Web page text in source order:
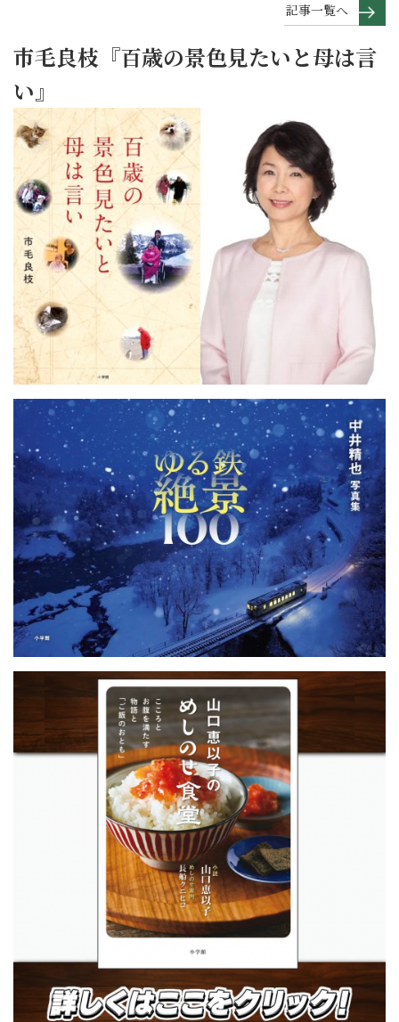
記事一覧へ
市毛良枝『百歳の景色見たいと母は言
い』